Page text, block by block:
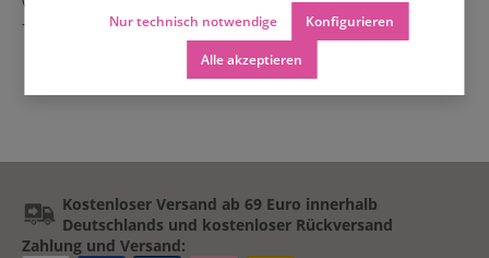
- auch als Golfgürtel beliebt
Kostenloser Versand ab 69 Euro innerhalb
Deutschlands und kostenloser Rückversand
Zahlung und Versand:
Nur technisch notwendige Konfigurieren
Alle akzeptieren